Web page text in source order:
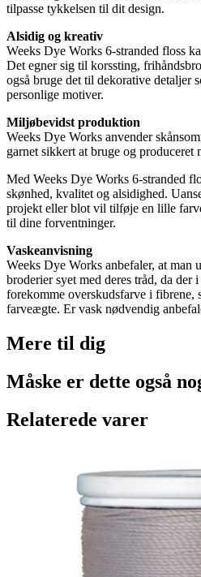
tilpasse tykkelsen til dit design.
Alsidig og kreativ
Weeks Dye Works 6-stranded floss
Det egner sig til korssting,
også bruge det til dekorative detaljer
personlige motiver.
Miljøbevidst produktion
Weeks Dye Works anvender
garnet sikkert at bruge og produceret
Med Weeks Dye Works 6-stranded
skønhed, kvalitet og alsidighed.
projekt eller blot vil tilføje en lille
til dine forventninger.
Vaskeanvisning
Weeks Dye Works anbefaler, at man
broderier syet med deres tråd, da
forekomme overskudsfarve i fibrene,
farveægte. Er vask nødvendig
Mere til dig
Måske er dette også
Relaterede varer